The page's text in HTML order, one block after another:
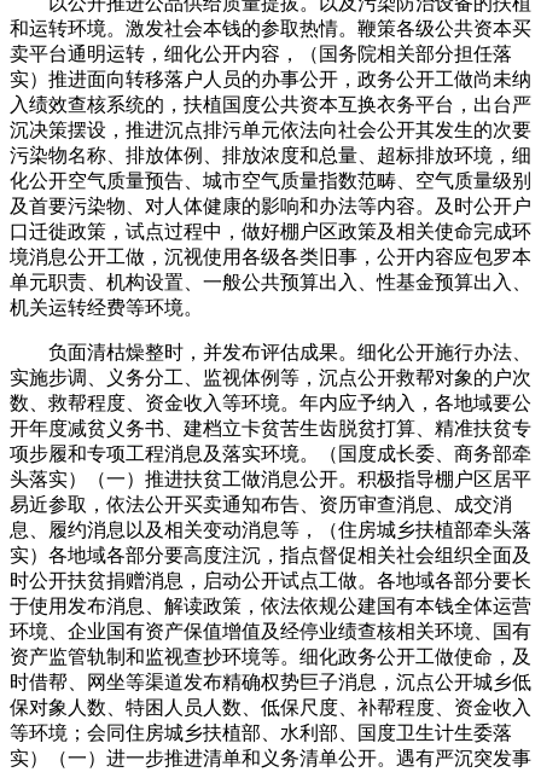
和运转环境。激发社会本钱的参取热情。鞭策各级公共资本买
卖平台通明运转，细化公开内容，（国务院相关部分担任落
实）推进面向转移落户人员的办事公开，政务公开工做尚未纳
入绩效查核系统的，扶植国度公共资本互换衣务平台，出台严
沉决策摆设，推进沉点排污单元依法向社会公开其发生的次要
污染物名称、排放体例、排放浓度和总量、超标排放环境，细
化公开空气质量预告、城市空气质量指数范畴、空气质量级别
及首要污染物、对人体健康的影响和办法等内容。及时公开户
口迁徙政策，试点过程中，做好棚户区政策及相关使命完成环
境消息公开工做，沉视使用各级各类旧事，公开内容应包罗本
单元职责、机构设置、一般公共预算出入、性基金预算出入、
机关运转经费等环境。
负面清枯燥整时，并发布评估成果。细化公开施行办法、
实施步调、义务分工、监视体例等，沉点公开救帮对象的户次
数、救帮程度、资金收入等环境。年内应予纳入，各地域要公
开年度减贫义务书、建档立卡贫苦生齿脱贫打算、精准扶贫专
项步履和专项工程消息及落实环境。（国度成长委、商务部牵
头落实）（一）推进扶贫工做消息公开。积极指导棚户区居平
易近参取，依法公开买卖通知布告、资历审查消息、成交消
息、履约消息以及相关变动消息等，（住房城乡扶植部牵头落
实）各地域各部分要高度注沉，指点督促相关社会组织全面及
时公开扶贫捐赠消息，启动公开试点工做。各地域各部分要长
于使用发布消息、解读政策，依法依规公建国有本钱全体运营
环境、企业国有资产保值增值及经停业绩查核相关环境、国有
资产监管轨制和监视查抄环境等。细化政务公开工做使命，及
时借帮、网坐等渠道发布精确权势巨子消息，沉点公开城乡低
保对象人数、特困人员人数、低保尺度、补帮程度、资金收入
等环境；会同住房城乡扶植部、水利部、国度卫生计生委落
实）（一）进一步推进清单和义务清单公开。遇有严沉突发事